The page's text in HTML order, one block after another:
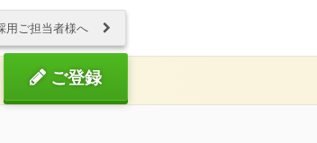
用ご担当者様へ
ご登録